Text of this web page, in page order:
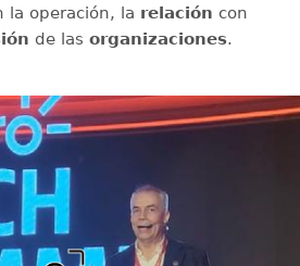
la operación, la relación con
de las organizaciones.